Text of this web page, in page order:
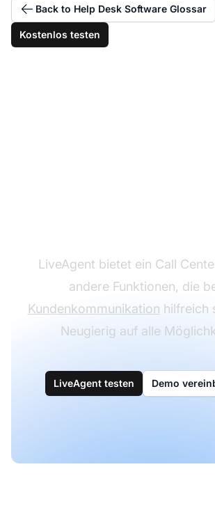
Back to Help Desk Software Glossar
Kostenlos testen
LiveAgent bietet ein Call
andere Funktionen, die
Kundenkommunikation hilfreich
Neugierig auf alle
LiveAgent testen Demo